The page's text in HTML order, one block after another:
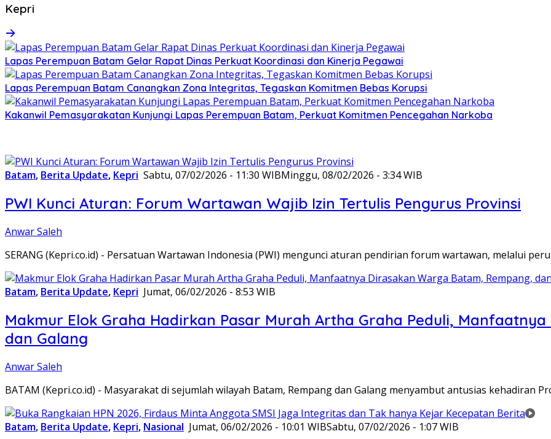
Kepri
Lapas Perempuan Batam Gelar Rapat Dinas Perkuat Koordinasi dan Kinerja Pegawai
Lapas Perempuan Batam Canangkan Zona Integritas, Tegaskan Komitmen Bebas Korupsi
Kakanwil Pemasyarakatan Kunjungi Lapas Perempuan Batam, Perkuat Komitmen Pencegahan Narkoba
Batam, Berita Update, Kepri Sabtu, 07/02/2026 - 11:30 WIBMinggu, 08/02/2026 - 3:34 WIB
PWI Kunci Aturan: Forum Wartawan Wajib Izin Tertulis Pengurus Provinsi
Anwar Saleh
SERANG (Kepri.co.id) - Persatuan Wartawan Indonesia (PWI) mengunci aturan pendirian forum wartawan, melalui
Batam, Berita Update, Kepri Jumat, 06/02/2026 - 8:53 WIB
Makmur Elok Graha Hadirkan Pasar Murah Artha Graha Peduli,
dan Galang
Anwar Saleh
BATAM (Kepri.co.id) - Masyarakat di sejumlah wilayah Batam, Rempang dan Galang menyambut antusias kehadiran
Batam, Berita Update, Kepri, Nasional Jumat, 06/02/2026 - 10:01 WIBSabtu, 07/02/2026 - 1:07 WIB